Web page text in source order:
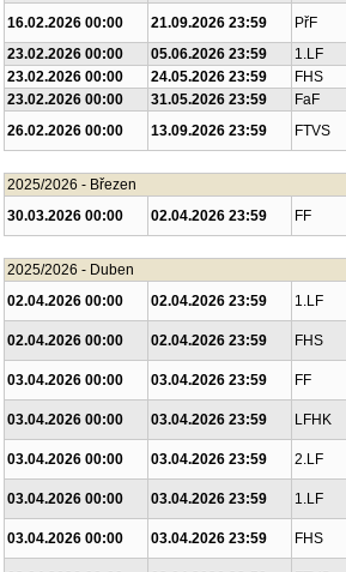
16.02.2026 00:00 21.09.2026 23:59 PřF
23.02.2026 00:00
05.06.2026 23:59 1.LF
23.02.2026 00:00
24.05.2026 23:59 FHS
23.02.2026 00:00
31.05.2026 23:59 FaF
26.02.2026 00:00
13.09.2026 23:59 FTVS
2025/2026 - Březen
30.03.2026 00:00
02.04.2026 23:59 FF
2025/2026 - Duben
02.04.2026 00:00
02.04.2026 23:59 1.LF
02.04.2026 00:00
02.04.2026 23:59 FHS
03.04.2026 00:00
03.04.2026 23:59 FF
03.04.2026 00:00
03.04.2026 23:59 LFHK
03.04.2026 00:00
03.04.2026 23:59 2.LF
03.04.2026 00:00
03.04.2026 23:59 1.LF
03.04.2026 00:00
03.04.2026 23:59 FHS